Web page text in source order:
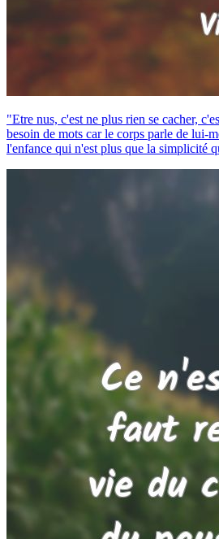
"Etre nus, c'est ne plus rien se cacher,
besoin de mots car le corps parle de lui-
l'enfance qui n'est plus que la simplicité